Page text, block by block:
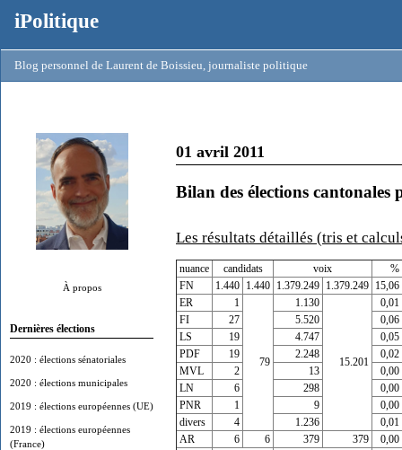
iPolitique
Blog personnel de Laurent de Boissieu, journaliste politique
À propos
Dernières élections
2020 : élections sénatoriales
2020 : élections municipales
2019 : élections européennes (UE)
2019 : élections européennes
(France)
01 avril 2011
Bilan des élections
Les résultats détaillés (tris et
nuance candidats voix
%
FN
1.440 1.440 1.379.249 1.379.249
15,06
ER
1
79
1.130
15.201
0,01
FI
27 5.520
0,06
LS
19 4.747
0,05
PDF
19 2.248
0,02
MVL
2 13
0,00
LN
6 298
0,00
PNR
1 9
0,00
divers
4 1.236
0,01
AR
6 6 379 379
0,00